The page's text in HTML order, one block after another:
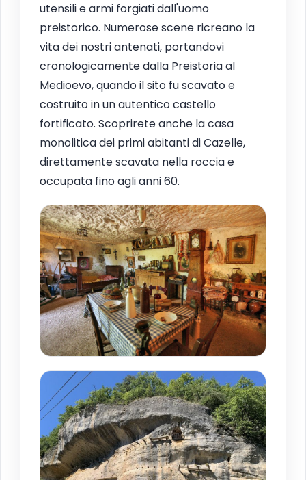
utensili e armi forgiati dall'uomo
preistorico. Numerose scene ricreano la
vita dei nostri antenati, portandovi
cronologicamente dalla Preistoria al
Medioevo, quando il sito fu scavato e
costruito in un autentico castello
fortificato. Scoprirete anche la casa
monolitica dei primi abitanti di Cazelle,
direttamente scavata nella roccia e
occupata fino agli anni 60.